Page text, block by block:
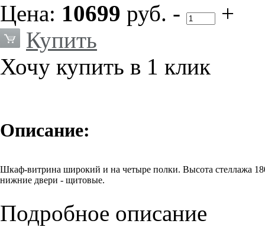
Цена: 10699 руб. -
+
Купить
Хочу купить в 1 клик
Описание:
Шкаф-витрина широкий и на четыре полки. Высота стеллажа
нижние двери - щитовые.
Цена указана за изделия в основных цветах: Груша (3),
Цена на изделия в цвете Орех Болонья (LL) может
Подробное описание